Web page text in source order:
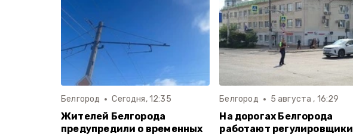
Белгород Сегодня, 12:35
Жителей Белгорода
предупредили о временных
Белгород 5 августа , 16:29
На дорогах Белгорода
работают регулировщики